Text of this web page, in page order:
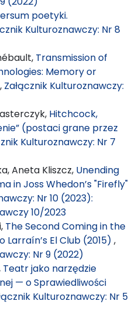
poetyki.
Kulturoznawczy: Nr 8
Transmission of
Memory or
, Załącznik Kulturoznawczy:
Hitchcock,
(postaci grane przez
Kulturoznawczy: Nr 7
Aneta Kliszcz, Unending
in Joss Whedon’s "Firefly"
Nr 10 (2023):
10/2023
The Second Coming in the
Larraín’s El Club (2015) ,
Nr 9 (2022)
Teatr jako narzędzie
— o Sprawiedliwości
Kulturoznawczy: Nr 5